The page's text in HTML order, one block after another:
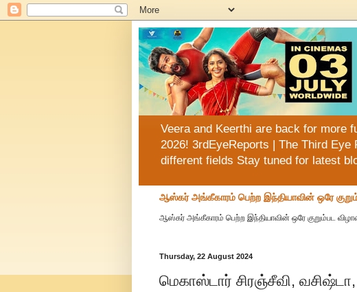
Veera and Keerthi are back for more
2026! 3rdEyeReports | The Third
different fields Stay tuned for latest
ஆஸ்கர் அங்கீகாரம் பெற்ற இந்தியாவின் ஒரே
ஆஸ்கர் அங்கீகாரம் பெற்ற இந்தியாவின் ஒரே குறும்பட
Thursday, 22 August 2024
மெகாஸ்டார் சிரஞ்சீவி, வசிஷ்டா,